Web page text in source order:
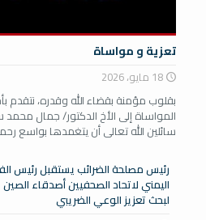
تعزية و مواساة
بقلوب مؤمنة بقضاء الله وقدره، نتقدم
المواساة إلى الأخ الدكتور/ جمال
سائلين الله تعالى أن يتغمدها بواسع
رئيس مصلحة الضرائب يستقبل رئيس
اليمني لاتحاد الصحفيين أصدقاء الصين
لبحث تعزيز الوعي الضريبي